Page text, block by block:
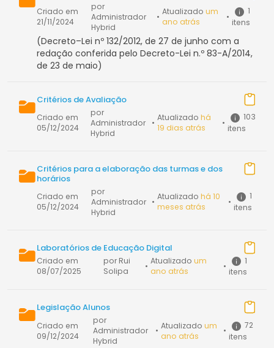
Criado em
21/11/2024
por
Administrador
Hybrid
• Atualizado um
ano atrás
•
1
itens
(Decreto–Lei nº 132/2012, de 27 de junho com a
redação conferida pelo Decreto-Lei n.º 83-A/2014,
de 23 de maio)
Critérios de Avaliação
Criado em
05/12/2024
por
Administrador
Hybrid
• Atualizado há
19 dias atrás
•
103
itens
Critérios para a elaboração das turmas e dos
horários
Criado em
05/12/2024
por
Administrador
Hybrid
• Atualizadohá 10
meses atrás
•
1
itens
Laboratórios de Educação Digital
Criado em
08/07/2025
por Rui
Solipa
• Atualizadoum
ano atrás
•
1
itens
Legislação Alunos
Criado em
09/12/2024
por
Administrador
Hybrid
• Atualizadoum
ano atrás
•
72
itens